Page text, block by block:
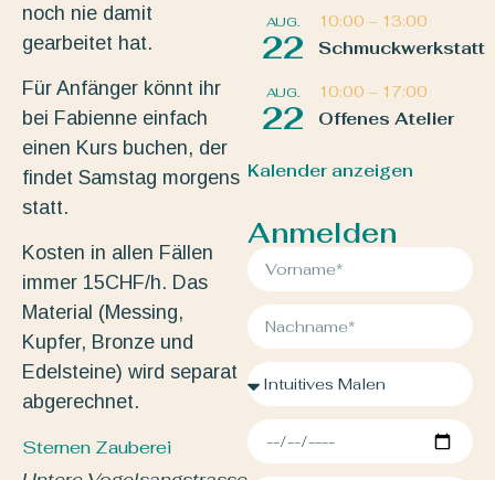
noch nie damit
gearbeitet hat.
Für Anfänger könnt ihr
bei Fabienne einfach
einen Kurs buchen, der
findet Samstag morgens
statt.
Kosten in allen Fällen
immer 15CHF/h. Das
Material (Messing,
Kupfer, Bronze und
Edelsteine) wird separat
abgerechnet.
Sternen Zauberei
AUG.
22
10:00 – 13:00
Schmuckwerkstatt
AUG.
22
10:00 – 17:00
Offenes Atelier
Kalender anzeigen
Anmelden